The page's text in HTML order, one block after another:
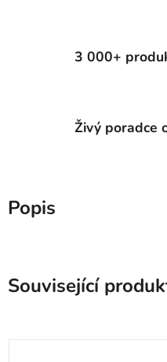
3 000+
Živý poradce
Popis
Související